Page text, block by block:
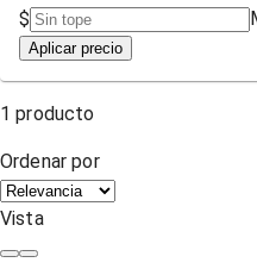
$
Aplicar precio
1 producto
Ordenar por
Vista